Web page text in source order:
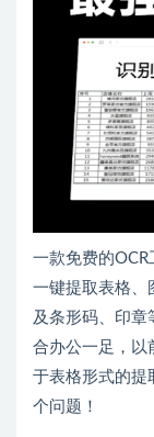
一款免费的
一键提取表格、
及条形码、印章
合办公一足，以
于表格形式的提
个问题！